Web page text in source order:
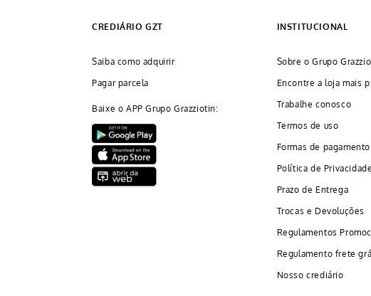
CREDIÁRIO GZT
Saiba como adquirir
Pagar parcela
Baixe o APP Grupo Grazziotin:
INSTITUCIONAL
Sobre o Grupo
Encontre a loja mais
Trabalhe conosco
Termos de uso
Formas de pagamento
Política de Privacidade
Prazo de Entrega
Trocas e Devoluções
Regulamentos
Regulamento frete
Nosso crediário